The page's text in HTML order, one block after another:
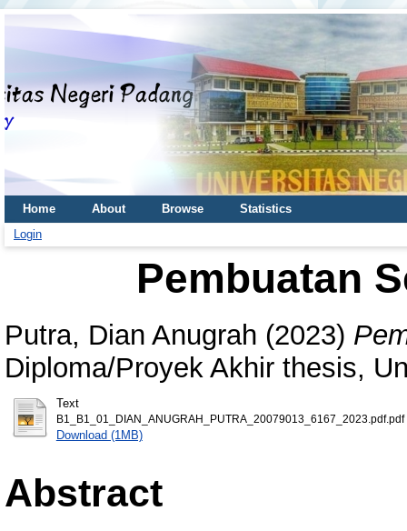
Home About Browse
Statistics
Login
Pembuatan
Putra, Dian Anugrah (2023)
Diploma/Proyek Akhir thesis,
Text
B1_B1_01_DIAN_ANUGRAH_PUTRA_20079013_6167_2023.pdf.pdf
Download (1MB)
Abstract